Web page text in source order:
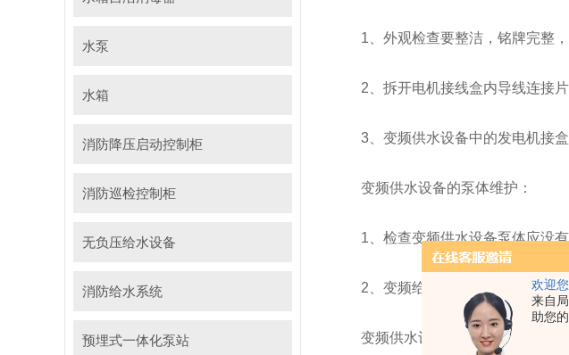
欢迎您
来自
助您
水泵
水箱
消防降压启动控制柜
消防巡检控制柜
无负压给水设备
消防给水系统
预埋式一体化泵站
1、外观检查要整洁，铭牌完整，
2、拆开电机接线盒内导线连接片
3、变频供水设备中的发电机接盒
变频供水设备的泵体维护：
1、检查变频供水设备泵体应没有
2、变频给水设备补油，如油变色
变频供水设备检查盘根密封状况，